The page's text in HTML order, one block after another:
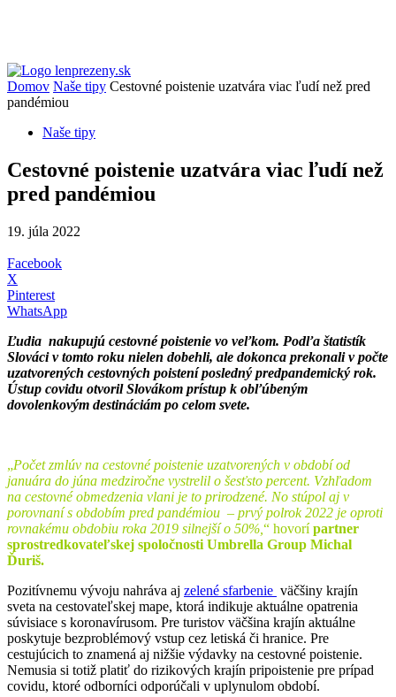
Domov Naše tipy Cestovné poistenie uzatvára viac ľudí než pred
pandémiou
Naše tipy
Cestovné poistenie uzatvára viac ľudí než
pred pandémiou
19. júla 2022
Facebook
X
Pinterest
WhatsApp
Ľudia nakupujú cestovné poistenie vo veľkom. Podľa štatistík
Slováci v tomto roku nielen dobehli, ale dokonca prekonali v počte
uzatvorených cestovných poistení posledný predpandemický rok.
Ústup covidu otvoril Slovákom prístup k obľúbeným
dovolenkovým destináciám po celom svete.
„Počet zmlúv na cestovné poistenie uzatvorených v období od
januára do júna medziročne vystrelil o šesťsto percent. Vzhľadom
na cestovné obmedzenia vlani je to prirodzené. No stúpol aj v
porovnaní s obdobím pred pandémiou – prvý polrok 2022 je oproti
rovnakému obdobiu roka 2019 silnejší o 50%, “ hovorípartner
sprostredkovateľskej spoločnosti Umbrella Group Michal
Ďuriš.
Pozitívnemu vývoju nahráva aj zelené sfarbenie väčšiny krajín
sveta na cestovateľskej mape, ktorá indikuje aktuálne opatrenia
súvisiace s koronavírusom. Pre turistov väčšina krajín aktuálne
poskytuje bezproblémový vstup cez letiská či hranice. Pre
cestujúcich to znamená aj nižšie výdavky na cestovné poistenie.
Nemusia si totiž platiť do rizikových krajín pripoistenie pre prípad
covidu, ktoré odborníci odporúčali v uplynulom období.